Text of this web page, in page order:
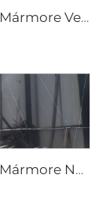
Mármore Verde Super Pedra Natural
Mármore Nero Marquina Preto em Pedra Natural com Textura de Veios Rachados Brancos